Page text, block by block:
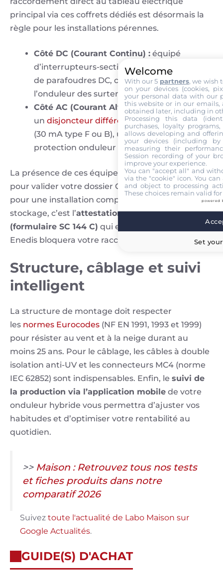
principal via ces coffrets dédiés est désormais la
règle pour les installations pérennes.
Côté DC (Courant Continu) : équipé
d’interrupteurs-sectionneurs, de fusibles et
de parafoudres DC, ce coffret protège
l’onduleur des surtensions liées à la foudre.
Côté AC (Courant Alternatif) :il comprend
un disjoncteur différentielhaute sensibilité
(30 mA type F ou B), un disjoncteur de
protection onduleur et un parafoudre AC.
La présence de ces équipements est obligatoire
pour valider votre dossier Consuel. Notez que
pour une installation comportant des batteries de
stockage, c’est l’attestation Consuel violette
(formulaire SC 144 C) qui est requise. Sans elle,
Enedis bloquera votre raccordement.
Structure, câblage et suivi
intelligent
La structure de montage doit respecter
les normes Eurocodes (NF EN 1991, 1993 et 1999)
pour résister au vent et à la neige durant au
moins 25 ans. Pour le câblage, les câbles à double
isolation anti-UV et les connecteurs MC4 (norme
IEC 62852) sont indispensables. Enfin, le suivi de
la production via l’application mobile de votre
onduleur hybride vous permettra d’ajuster vos
habitudes et d’optimiser votre rentabilité au
quotidien.
>> Maison : Retrouvez tous nos tests
et fiches produits dans notre
comparatif 2026
Suivez toute l'actualité de Labo Maison sur
Google Actualités.
GUIDE(S) D'ACHAT
Welcome
With our 5 partners, we wish
on your devices (cookies,
your personal data with our
this website or in our emails,
obtained later, including in
Processing this data
purchases, loyalty
allows developing and
your devices (including
measuring their
Session recording of your
improve your experience.
You can "accept all" and
via the "cookie" icon. You
and object to processing
These choices remain valid
powered
Set